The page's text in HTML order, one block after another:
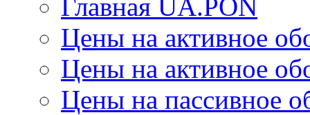
Главная UA.PON
Цены на активное
Цены на активное
Цены на пассивное